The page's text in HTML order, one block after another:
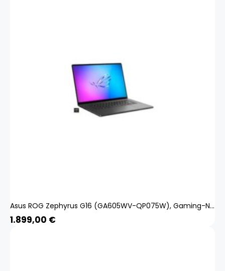
Asus ROG Zephyrus G16 (GA605WV-QP075W), Gaming-Notebook
1.899,00 €